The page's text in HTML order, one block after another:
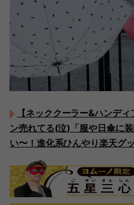
【ネッククーラー&ハンデ
ン売れてる(泣)「服や日傘に
い〜！進化系ひんやり楽天グ